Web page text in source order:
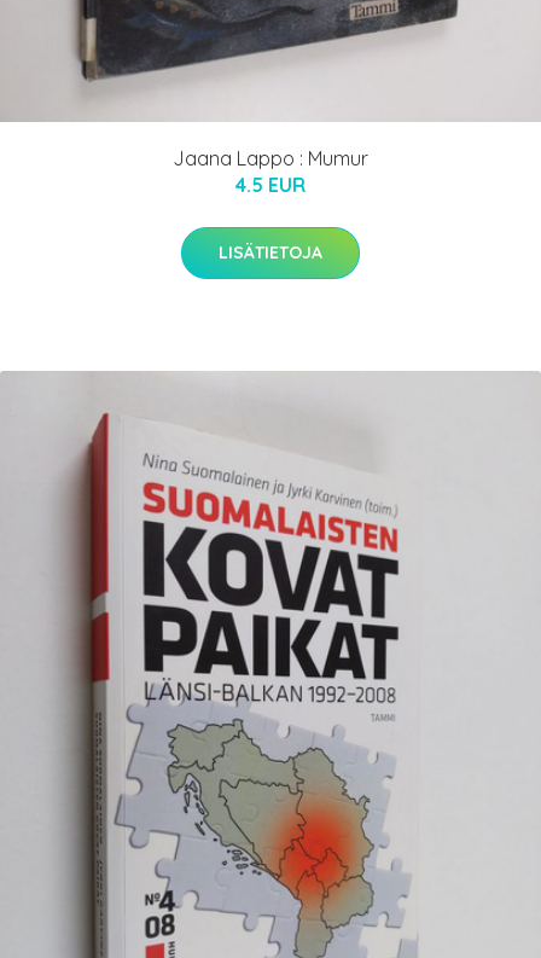
Jaana Lappo : Mumur
4.5 EUR
LISÄTIETOJA